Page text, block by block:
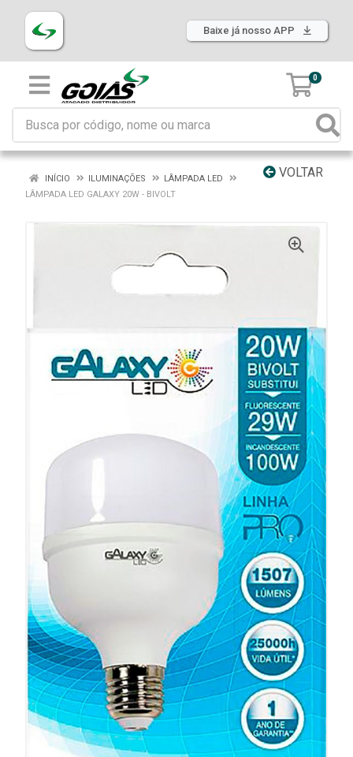
Baixe já nosso APP
0
VOLTAR
INÍCIO ILUMINAÇÕES
LÂMPADA LED
LÂMPADA LED GALAXY 20W - BIVOLT